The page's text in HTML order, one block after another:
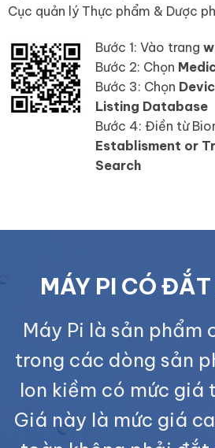
Cục quản lý Thực phẩm & Dược
Bước 1: Vào trang
Bước 2: Chọn
Bước 3: Chọn
Listing Database
Bước 4: Điền từ
Establisment or
Search
MÁY PI CÓ
Máy Pi là sản phẩm
trong các dòng sản
Ion kiềm có mức
Giá này là mức giá